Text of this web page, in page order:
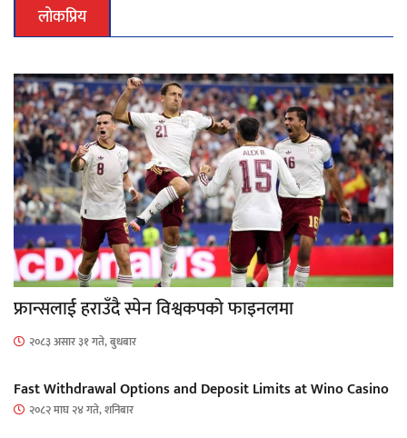
लोकप्रिय
फ्रान्सलाई हराउँदै स्पेन विश्वकपको फाइनलमा
२०८३ असार ३१ गते, बुधबार
Fast Withdrawal Options and Deposit Limits at Wino Casino
२०८२ माघ २४ गते, शनिबार